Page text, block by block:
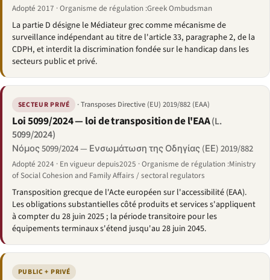
Adopté 2017 · Organisme de régulation :Greek Ombudsman
La partie D désigne le Médiateur grec comme mécanisme de
surveillance indépendant au titre de l'article 33, paragraphe 2, de la
CDPH, et interdit la discrimination fondée sur le handicap dans les
secteurs public et privé.
SECTEUR PRIVÉ · Transposes Directive (EU) 2019/882 (EAA)
Loi 5099/2024 — loi de transposition de l'EAA(L.
5099/2024)
Νόμος 5099/2024 — Ενσωμάτωση της Οδηγίας (ΕΕ) 2019/882
Adopté 2024 · En vigueur depuis2025 · Organisme de régulation :Ministry
of Social Cohesion and Family Affairs / sectoral regulators
Transposition grecque de l'Acte européen sur l'accessibilité (EAA).
Les obligations substantielles côté produits et services s'appliquent
à compter du 28 juin 2025 ; la période transitoire pour les
équipements terminaux s'étend jusqu'au 28 juin 2045.
PUBLIC + PRIVÉ